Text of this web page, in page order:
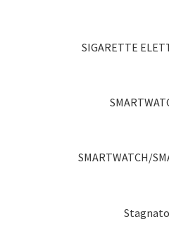
SIGARETTE
SMARTWATCH/